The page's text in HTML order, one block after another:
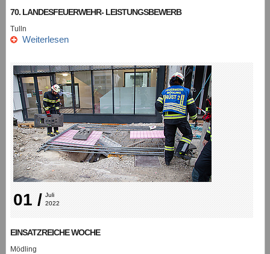
70. LANDESFEUERWEHR- LEISTUNGSBEWERB
Tulln
Weiterlesen
01 / Juli
2022
EINSATZREICHE WOCHE
Mödling